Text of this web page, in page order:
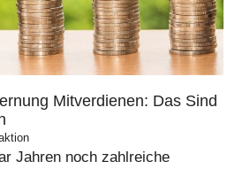
Mitverdienen: Das Sind
Jahren noch zahlreiche